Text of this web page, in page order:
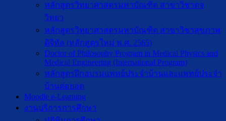
หลักสูตรวิทยาศาสตรมหาบัณฑิต สาขาวิชาตจ
วิทยา
หลักสูตรวิทยาศาสตรมหาบัณฑิต สาขาวิชาสุขภาพ
ดิจิทัล (หลักสูตรใหม่ พ.ศ. 2565)
Doctor of Philosophy Program in Medical Physics and
Medical Engineering (International Program)
หลักสูตรฝึกอบรมแพทย์ประจำบ้านและแพทย์ประจำ
บ้านต่อยอด
Moodle e-Learning
งานบริการการศึกษา